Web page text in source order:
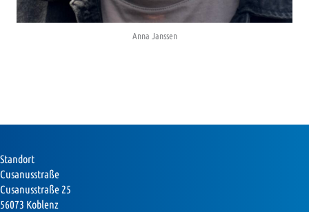
Anna Janssen
Standort
Cusanusstraße
Cusanusstraße 25
56073 Koblenz